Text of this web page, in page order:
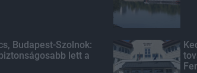
Budapest-Szolnok:
lett a